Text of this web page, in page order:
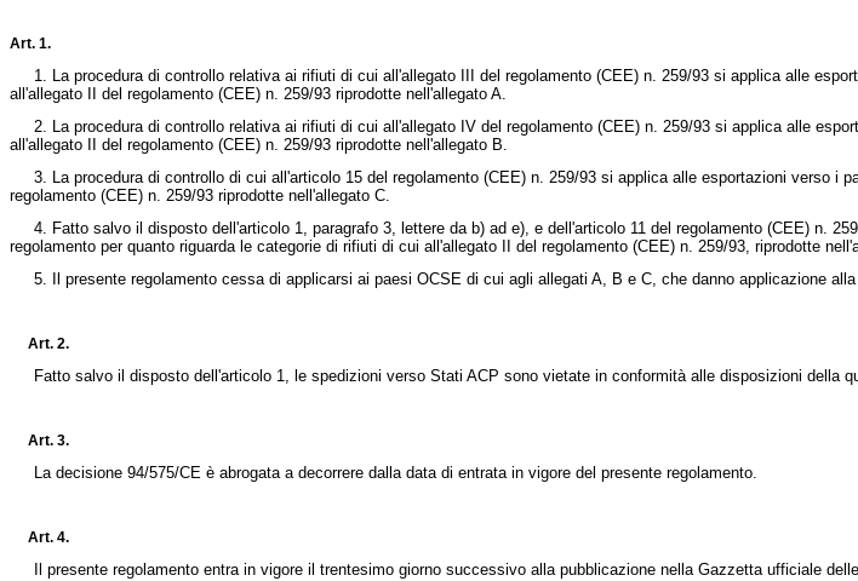
Art. 1.
1. La procedura di controllo relativa ai rifiuti di cui all'allegato III del regolamento (CEE) n. 259/93 si applica alle
all'allegato II del regolamento (CEE) n. 259/93 riprodotte nell'allegato A.
2. La procedura di controllo relativa ai rifiuti di cui all'allegato IV del regolamento (CEE) n. 259/93 si applica alle
all'allegato II del regolamento (CEE) n. 259/93 riprodotte nell'allegato B.
3. La procedura di controllo di cui all'articolo 15 del regolamento (CEE) n. 259/93 si applica alle esportazioni verso i
regolamento (CEE) n. 259/93 riprodotte nell'allegato C.
4. Fatto salvo il disposto dell'articolo 1, paragrafo 3, lettere da b) ad e), e dell'articolo 11 del regolamento (CEE) n.
regolamento per quanto riguarda le categorie di rifiuti di cui all'allegato II del regolamento (CEE) n. 259/93, riprodotte
5. Il presente regolamento cessa di applicarsi ai paesi OCSE di cui agli allegati A, B e C, che danno applicazione
Art. 2.
Fatto salvo il disposto dell'articolo 1, le spedizioni verso Stati ACP sono vietate in conformità alle disposizioni della
Art. 3.
La decisione 94/575/CE è abrogata a decorrere dalla data di entrata in vigore del presente regolamento.
Art. 4.
Il presente regolamento entra in vigore il trentesimo giorno successivo alla pubblicazione nella Gazzetta ufficiale